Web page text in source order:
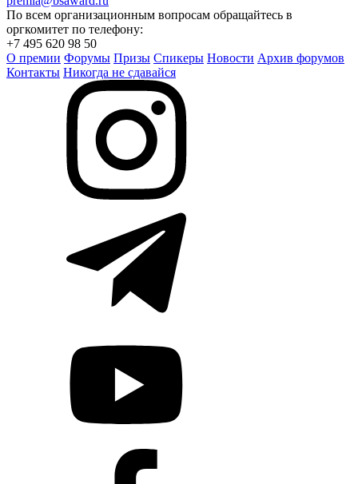
По всем организационным вопросам обращайтесь в
оргкомитет по телефону:
+7 495 620 98 50
О премии Форумы Призы Спикеры Новости Архив форумов
Контакты Никогда не сдавайся